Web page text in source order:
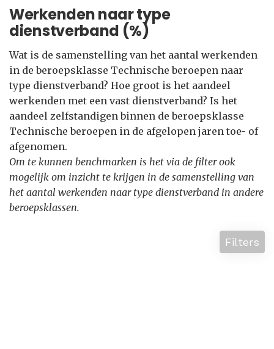
Werkenden naar type
dienstverband (%)
Wat is de samenstelling van het aantal werkenden
in de beroepsklasse Technische beroepen naar
type dienstverband? Hoe groot is het aandeel
werkenden met een vast dienstverband? Is het
aandeel zelfstandigen binnen de beroepsklasse
Technische beroepen in de afgelopen jaren toe- of
afgenomen.
Om te kunnen benchmarken is het via de filter ook
mogelijk om inzicht te krijgen in de samenstelling van
het aantal werkenden naar type dienstverband in andere
beroepsklassen.
Filters